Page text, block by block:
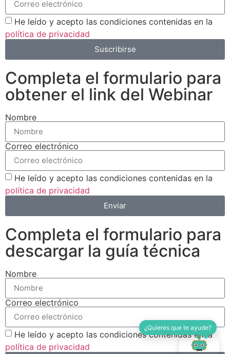
nuestro sitio,
aumentas la
posibilidad de
ver contenido y
¿Quieres que te ayude?
He leído y acepto las condiciones contenidas en la
política de privacidad
Suscribirse
Completa el formulario para
obtener el link del Webinar
Nombre
Correo electrónico
He leído y acepto las condiciones contenidas en la
política de privacidad
Enviar
Completa el formulario para
descargar la guía técnica
Nombre
Correo electrónico
He leído y acepto las condiciones contenidas en la
política de privacidad